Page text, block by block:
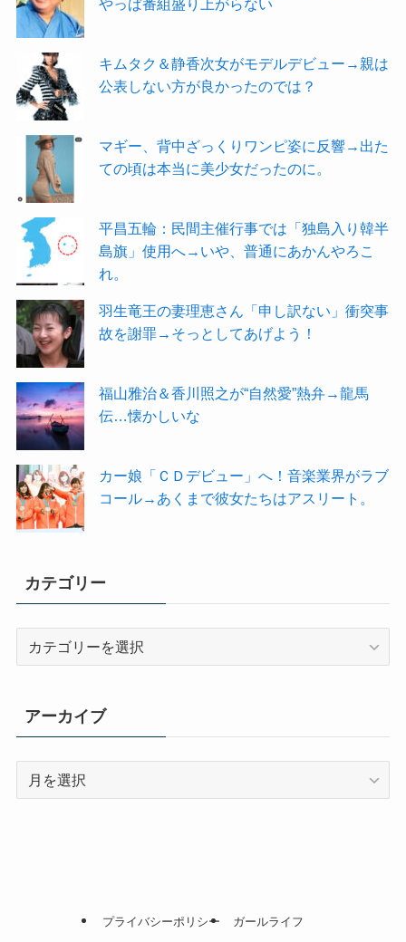
やっぱ番組盛り上がらない
キムタク＆静香次女がモデルデビュー→親は
公表しない方が良かったのでは？
マギー、背中ざっくりワンピ姿に反響→出た
ての頃は本当に美少女だったのに。
平昌五輪：民間主催行事では「独島入り韓半
島旗」使用へ→いや、普通にあかんやろこ
れ。
羽生竜王の妻理恵さん「申し訳ない」衝突事
故を謝罪→そっとしてあげよう！
福山雅治＆香川照之が“自然愛”熱弁→龍馬
伝…懐かしいな
カー娘「ＣＤデビュー」へ！音楽業界がラブ
コール→あくまで彼女たちはアスリート。
カテゴリー
ー
アーカイブ
プライバシーポリシー ガールライフ